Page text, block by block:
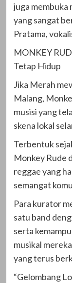
juga membuka
yang sangat
Pratama,
MONKEY
Tetap Hidup
Jika Merah
Malang,
musisi yang
skena lokal
Terbentuk
Monkey Rude
reggae yang
semangat
Para kurator
satu band
serta
musikal
yang terus
“Gelombang